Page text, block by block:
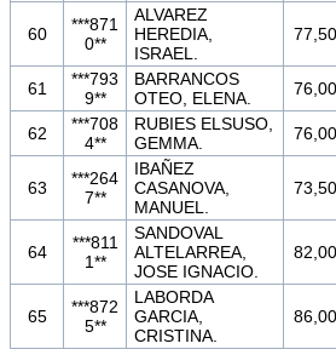
60
***871
0**
ALVAREZ
HEREDIA,
ISRAEL.
77,50
61
***793
9**
BARRANCOS
OTEO, ELENA.
76,00
62
***708
4**
RUBIES ELSUSO,
GEMMA.
76,00
63
***264
7**
IBAÑEZ
CASANOVA,
MANUEL.
73,50
64
***811
1**
SANDOVAL
ALTELARREA,
JOSE IGNACIO.
82,00
65
***872
5**
LABORDA
GARCIA,
CRISTINA.
86,00